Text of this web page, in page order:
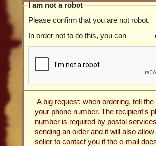
I am not a robot
Please confirm that you are not robot.
In order not to do this, you can register
A big request: when ordering, tell the
your phone number. The recipient's
number is required by postal
sending an order and it will also allow
seller to contact you if the e-mail